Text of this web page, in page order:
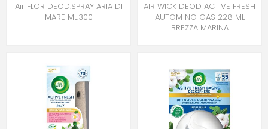
Air FLOR DEOD.SPRAY ARIA DI
MARE ML.300
AIR WICK DEOD ACTIVE FRESH
AUTOM NO GAS 228 ML
BREZZA MARINA